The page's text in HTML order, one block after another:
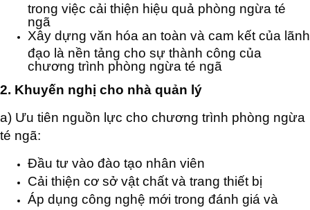
trong việc cải thiện hiệu quả phòng ngừa té
ngã
Xây dựng văn hóa an toàn và cam kết của lãnh
đạo là nền tảng cho sự thành công của
chương trình phòng ngừa té ngã
2. Khuyến nghị cho nhà quản lý
a) Ưu tiên nguồn lực cho chương trình phòng ngừa
té ngã:
Đầu tư vào đào tạo nhân viên
Cải thiện cơ sở vật chất và trang thiết bị
Áp dụng công nghệ mới trong đánh giá và